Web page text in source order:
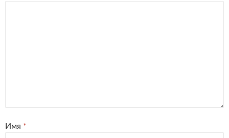
Имя *